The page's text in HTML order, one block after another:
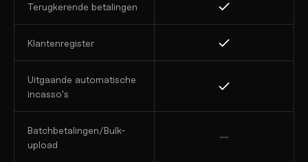
Terugkerende betalingen
Klantenregister
Uitgaande automatische
incasso's
Batchbetalingen/Bulk-
upload